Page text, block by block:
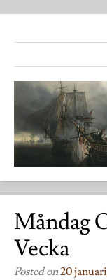
Måndag
Vecka
Posted on20